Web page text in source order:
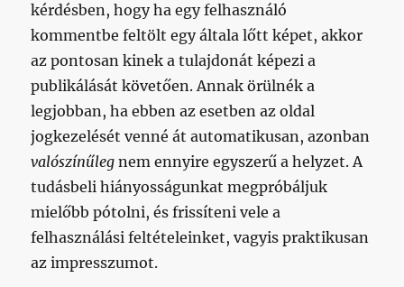
kérdésben, hogy ha egy felhasználó
kommentbe feltölt egy általa lőtt képet, akkor
az pontosan kinek a tulajdonát képezi a
publikálását követően. Annak örülnék a
legjobban, ha ebben az esetben az oldal
jogkezelését venné át automatikusan, azonban
valószínűleg nem ennyire egyszerű a helyzet. A
tudásbeli hiányosságunkat megpróbáljuk
mielőbb pótolni, és frissíteni vele a
felhasználási feltételeinket, vagyis praktikusan
az impresszumot.